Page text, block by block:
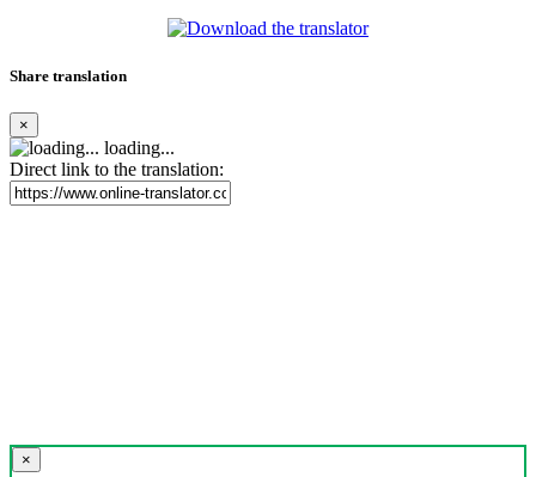
Share translation
×
loading...
Direct link to the translation:
×